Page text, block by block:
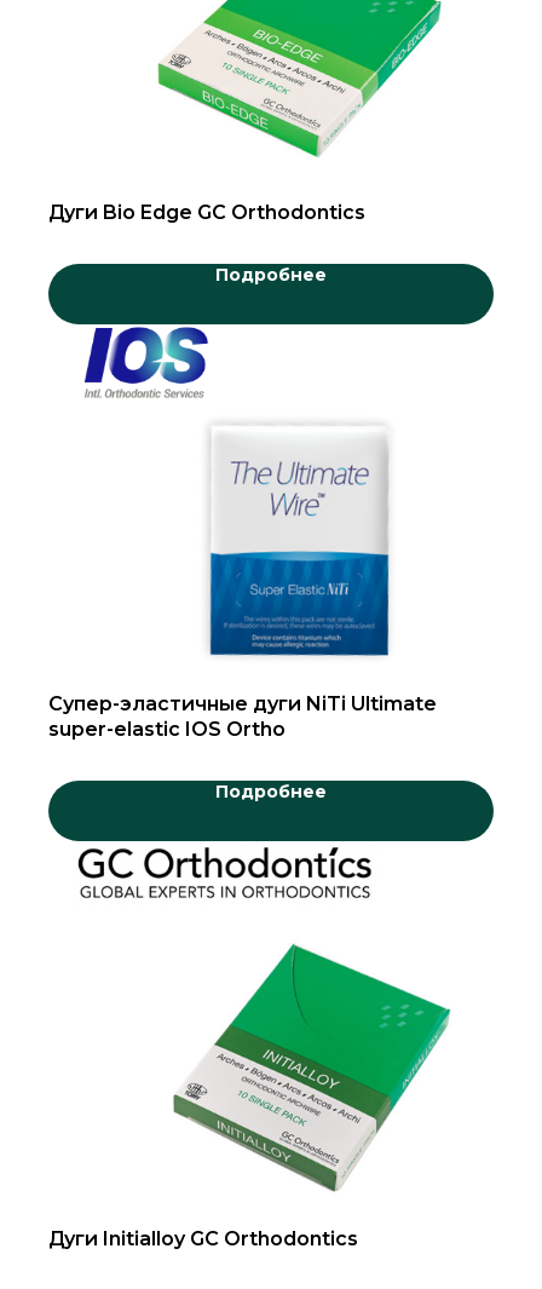
Дуги Bio Edge GC Orthodontics
Подробнее
Супер-эластичные дуги NiTi Ultimate
super-elastic IOS Ortho
Подробнее
Дуги Initialloy GC Orthodontics